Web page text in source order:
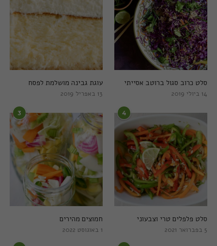
עוגת גבינה מושלמת לפסח
13 באפריל 2019
סלט כרוב סגול ברוטב אסייתי
14 ביולי 2019
3
חמוצים מהירים
1 באוגוסט 2022
4
סלט פלפלים טרי וצבעוני
5 בפברואר 2021